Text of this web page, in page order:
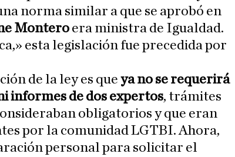
norma similar a que se aprobó en
Montero era ministra de Igualdad.
esta legislación fue precedida por
de la ley es que ya no se requerirá
informes de dos expertos, trámites
obligatorios y que eran
por la comunidad LGTBI. Ahora,
personal para solicitar el